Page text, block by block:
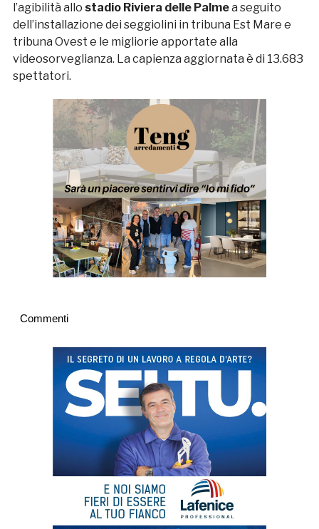
l’agibilità allo stadio Riviera delle Palmea seguito
dell’installazione dei seggiolini in tribuna Est Mare e
tribuna Ovest e le migliorie apportate alla
videosorveglianza. La capienza aggiornata è di 13.683
spettatori.
Commenti